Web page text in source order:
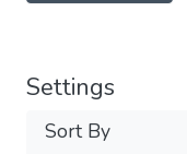
Settings
Sort By